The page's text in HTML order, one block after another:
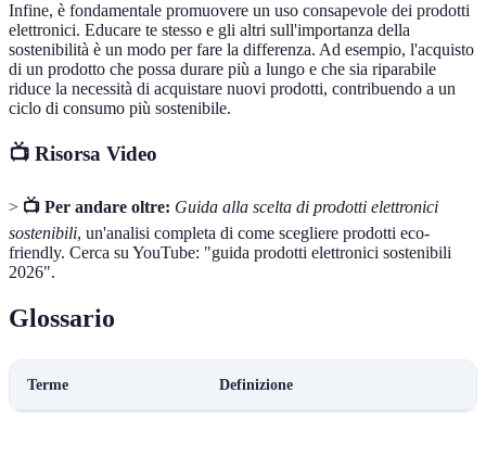
Infine, è fondamentale promuovere un uso consapevole dei prodotti
elettronici. Educare te stesso e gli altri sull'importanza della
sostenibilità è un modo per fare la differenza. Ad esempio, l'acquisto
di un prodotto che possa durare più a lungo e che sia riparabile
riduce la necessità di acquistare nuovi prodotti, contribuendo a un
ciclo di consumo più sostenibile.
📺 Risorsa Video
> 📺 Per andare oltre: Guida alla scelta di prodotti elettronici
sostenibili, un'analisi completa di come scegliere prodotti eco-
friendly. Cerca su YouTube: "guida prodotti elettronici sostenibili
2026".
Glossario
Terme Definizione